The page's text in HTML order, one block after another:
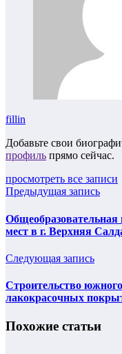
fillin
Добавьте свои
профиль прямо сейчас.
просмотреть все записи
Предыдущая запись
мест в г. Верхняя
Следующая запись
Строительство
лакокрасочных
Похожие статьи